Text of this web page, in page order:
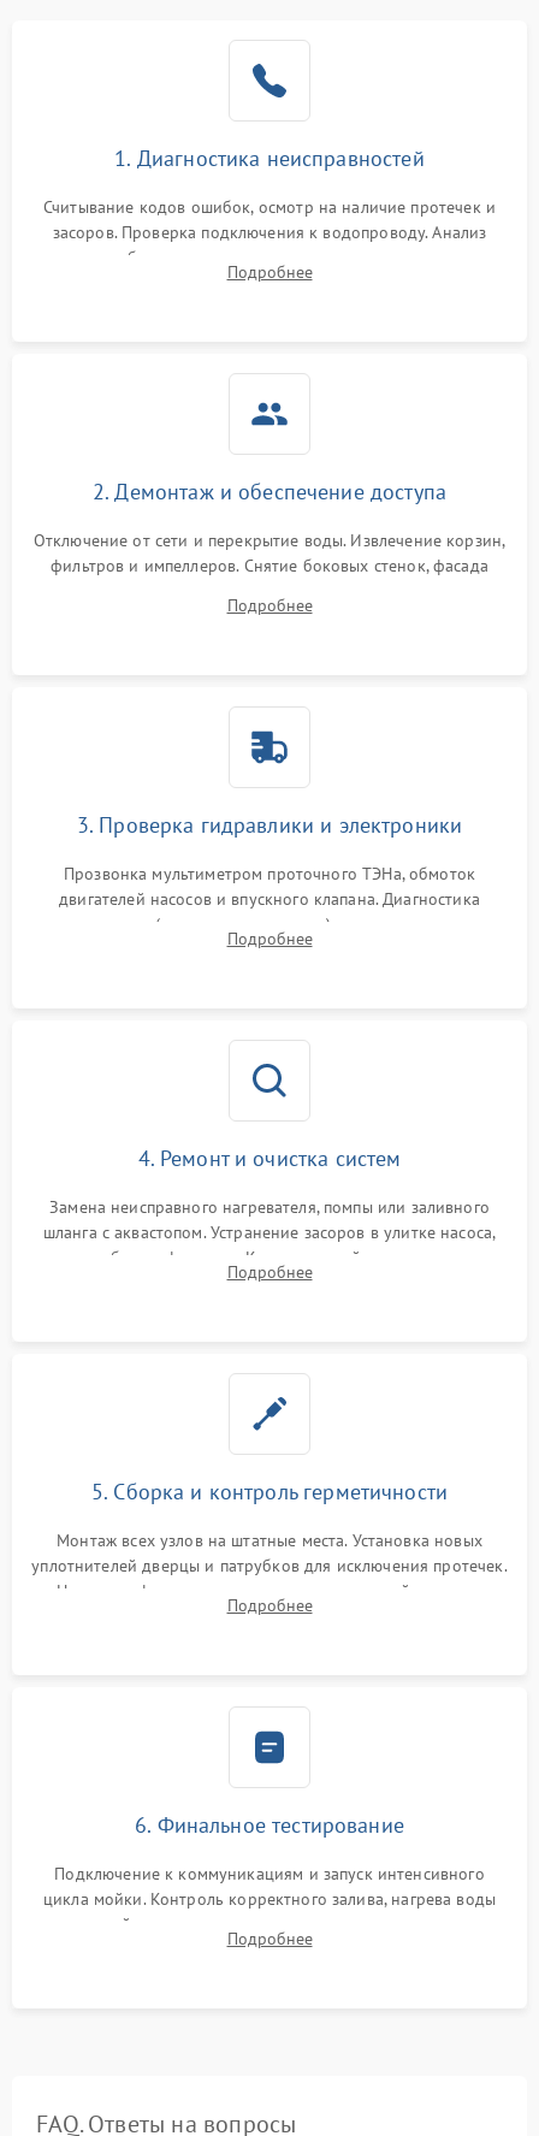
1. Диагностика неисправностей
Считывание кодов ошибок, осмотр на наличие протечек и
засоров. Проверка подключения к водопроводу. Анализ
жалоб на отсутствие слива, нагрева, вращения
разбрызгивателей или срабатывание системы защиты
Подробнее
2. Демонтаж и обеспечение доступа
Отключение от сети и перекрытие воды. Извлечение корзин,
фильтров и импеллеров. Снятие боковых стенок, фасада
циркуляционному насосу, ТЭНу и сливной помпе.
Подробнее
3. Проверка гидравлики и электроники
Прозвонка мультиметром проточного ТЭНа, обмоток
двигателей насосов и впускного клапана. Диагностика
прессостата (датчика уровня воды), датчика мутности,
концевика дверцы и электронного модуля управления.
Подробнее
4. Ремонт и очистка систем
Замена неисправного нагревателя, помпы или заливного
шланга с аквастопом. Устранение засоров в улитке насоса,
патрубках и фильтрах. Компонентный ремонт платы
управления, восстановление поврежденной проводки.
Подробнее
5. Сборка и контроль герметичности
Монтаж всех узлов на штатные места. Установка новых
уплотнителей дверцы и патрубков для исключения протечек.
Надежная фиксация хомутов гидравлической системы,
сборка корпуса и установка датчика поплавка.
Подробнее
6. Финальное тестирование
Подключение к коммуникациям и запуск интенсивного
цикла мойки. Контроль корректного залива, нагрева воды
до нужной температуры, отсутствия посторонних шумов,
штатного слива и абсолютной сухости в поддоне.
Подробнее
FAQ. Ответы на вопросы